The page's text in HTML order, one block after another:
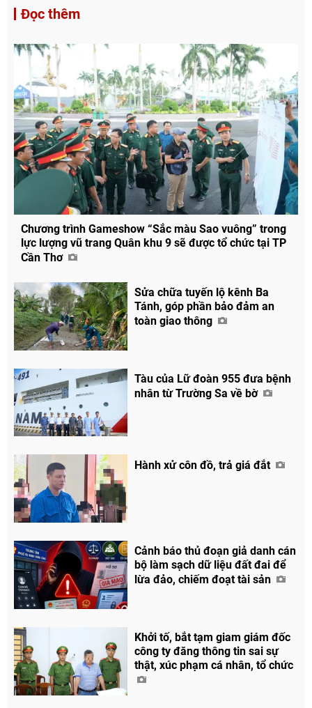
Đọc thêm
Chương trình Gameshow “Sắc màu Sao vuông” trong
lực lượng vũ trang Quân khu 9 sẽ được tổ chức tại TP
Cần Thơ
Sửa chữa tuyến lộ kênh Ba
Tánh, góp phần bảo đảm an
toàn giao thông
Tàu của Lữ đoàn 955 đưa bệnh
nhân từ Trường Sa về bờ
Hành xử côn đồ, trả giá đắt
Cảnh báo thủ đoạn giả danh cán
bộ làm sạch dữ liệu đất đai để
lừa đảo, chiếm đoạt tài sản
Khởi tố, bắt tạm giam giám đốc
công ty đăng thông tin sai sự
thật, xúc phạm cá nhân, tổ chức